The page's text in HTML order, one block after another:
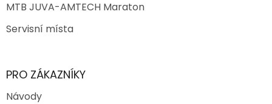
MTB JUVA-AMTECH Maraton
Servisní místa
PRO ZÁKAZNÍKY
Návody